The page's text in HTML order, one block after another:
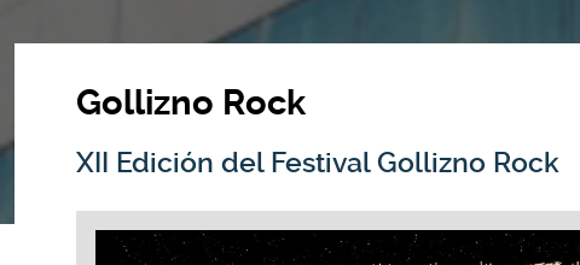
Gollizno Rock
XII Edición del Festival Gollizno Rock